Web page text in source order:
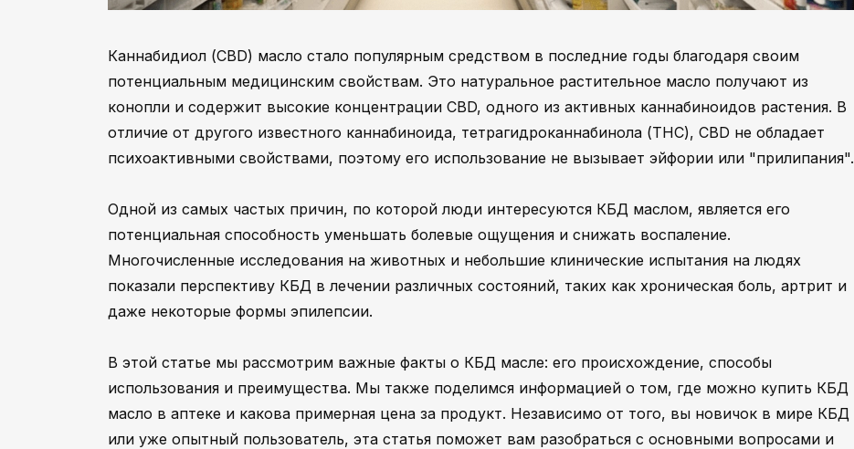
Каннабидиол (CBD) масло стало популярным средством в последние годы благодаря своим
потенциальным медицинским свойствам. Это натуральное растительное масло получают из
конопли и содержит высокие концентрации CBD, одного из активных каннабиноидов растения. В
отличие от другого известного каннабиноида, тетрагидроканнабинола (THC), CBD не обладает
психоактивными свойствами, поэтому его использование не вызывает эйфории или "прилипания".
Одной из самых частых причин, по которой люди интересуются КБД маслом, является его
потенциальная способность уменьшать болевые ощущения и снижать воспаление.
Многочисленные исследования на животных и небольшие клинические испытания на людях
показали перспективу КБД в лечении различных состояний, таких как хроническая боль, артрит и
даже некоторые формы эпилепсии.
В этой статье мы рассмотрим важные факты о КБД масле: его происхождение, способы
использования и преимущества. Мы также поделимся информацией о том, где можно купить КБД
масло в аптеке и какова примерная цена за продукт. Независимо от того, вы новичок в мире КБД
или уже опытный пользователь, эта статья поможет вам разобраться с основными вопросами и